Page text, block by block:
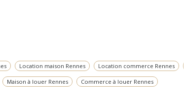
Location maison Rennes Location commerce Rennes
Maison à louer Rennes Commerce à louer Rennes